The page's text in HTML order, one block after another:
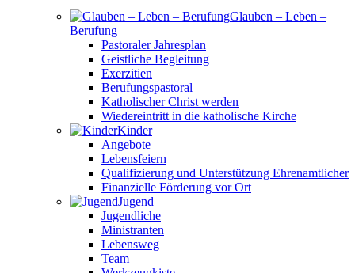
Glauben – Leben –
Berufung
Pastoraler Jahresplan
Geistliche Begleitung
Exerzitien
Berufungspastoral
Katholischer Christ werden
Wiedereintritt in die katholische Kirche
Kinder
Angebote
Lebensfeiern
Qualifizierung und Unterstützung Ehrenamtlicher
Finanzielle Förderung vor Ort
Jugend
Jugendliche
Ministranten
Lebensweg
Team